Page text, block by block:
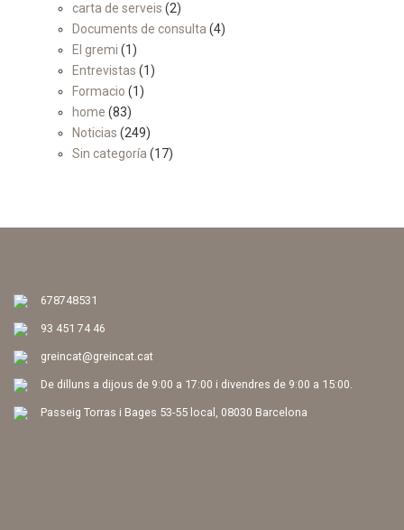
carta de serveis (2)
Documents de consulta (4)
El gremi (1)
Entrevistas (1)
Formacio (1)
home (83)
Noticias (249)
Sin categoría (17)
678748531
93 451 74 46
greincat@greincat.cat
De dilluns a dijous de 9:00 a 17:00 i divendres de 9:00 a 15:00.
Passeig Torras i Bages 53-55 local, 08030 Barcelona